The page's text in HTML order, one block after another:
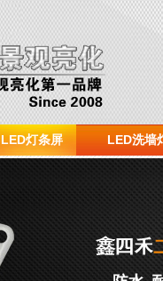
LED灯条屏 LED洗墙